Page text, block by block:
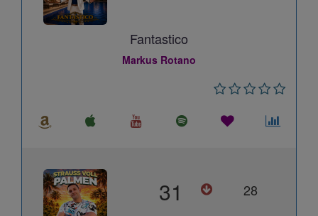
Fantastico
Markus Rotano
31 28